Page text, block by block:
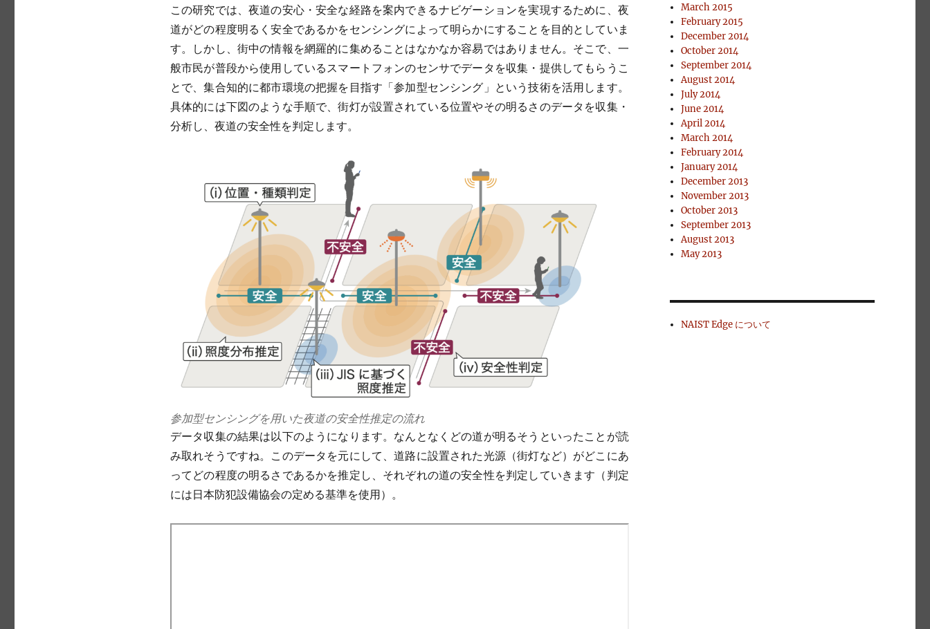
この研究では、夜道の安心・安全な経路を案内できるナビゲーションを実現するために、夜
道がどの程度明るく安全であるかをセンシングによって明らかにすることを目的としていま
す。しかし、街中の情報を網羅的に集めることはなかなか容易ではありません。そこで、一
般市民が普段から使用しているスマートフォンのセンサでデータを収集・提供してもらうこ
とで、集合知的に都市環境の把握を目指す「参加型センシング」という技術を活用します。
具体的には下図のような手順で、街灯が設置されている位置やその明るさのデータを収集・
分析し、夜道の安全性を判定します。
参加型センシングを用いた夜道の安全性推定の流れ
データ収集の結果は以下のようになります。なんとなくどの道が明るそうといったことが読
み取れそうですね。このデータを元にして、道路に設置された光源（街灯など）がどこにあ
ってどの程度の明るさであるかを推定し、それぞれの道の安全性を判定していきます（判定
には日本防犯設備協会の定める基準を使用）。
March 2015
February 2015
December 2014
October 2014
September 2014
August 2014
July 2014
June 2014
April 2014
March 2014
February 2014
January 2014
December 2013
November 2013
October 2013
September 2013
August 2013
May 2013
NAIST Edge について